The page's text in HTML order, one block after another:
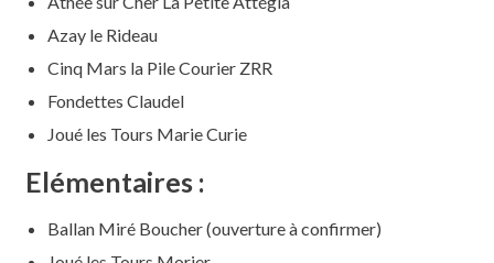
Azay le Rideau
Cinq Mars la Pile Courier ZRR
Fondettes Claudel
Joué les Tours Marie Curie
Elémentaires :
Ballan Miré Boucher (ouverture à confirmer)